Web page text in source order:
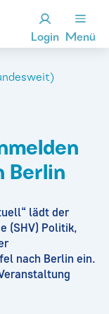
Login Menü
Berlin
lädt der
(SHV) Politik,
nach Berlin ein.